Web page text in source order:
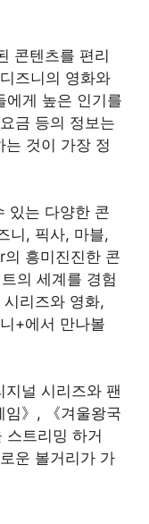
콘텐츠를 편리
즈니의 영화와
에게 높은 인기를
금 등의 정보는
는 것이 가장 정
있는 다양한 콘
니, 픽사, 마블,
흥미진진한 콘
의 세계를 경험
리즈와 영화,
+에서 만나볼
지널 시리즈와 팬
임》, 《겨울왕국
스트리밍 하거
운 볼거리가 가